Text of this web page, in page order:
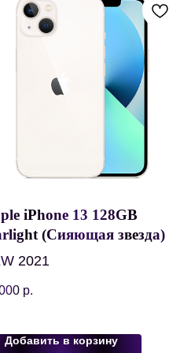
iPhone 13 128GB
(Сияющая звезда)
2021
р.
Добавить в корзину